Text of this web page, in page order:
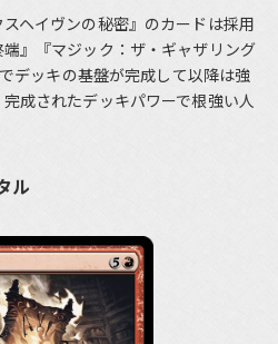
ヘイヴンの秘密』のカードは採用
』『マジック：ザ・ギャザリング
デッキの基盤が完成して以降は強
成されたデッキパワーで根強い人
ル